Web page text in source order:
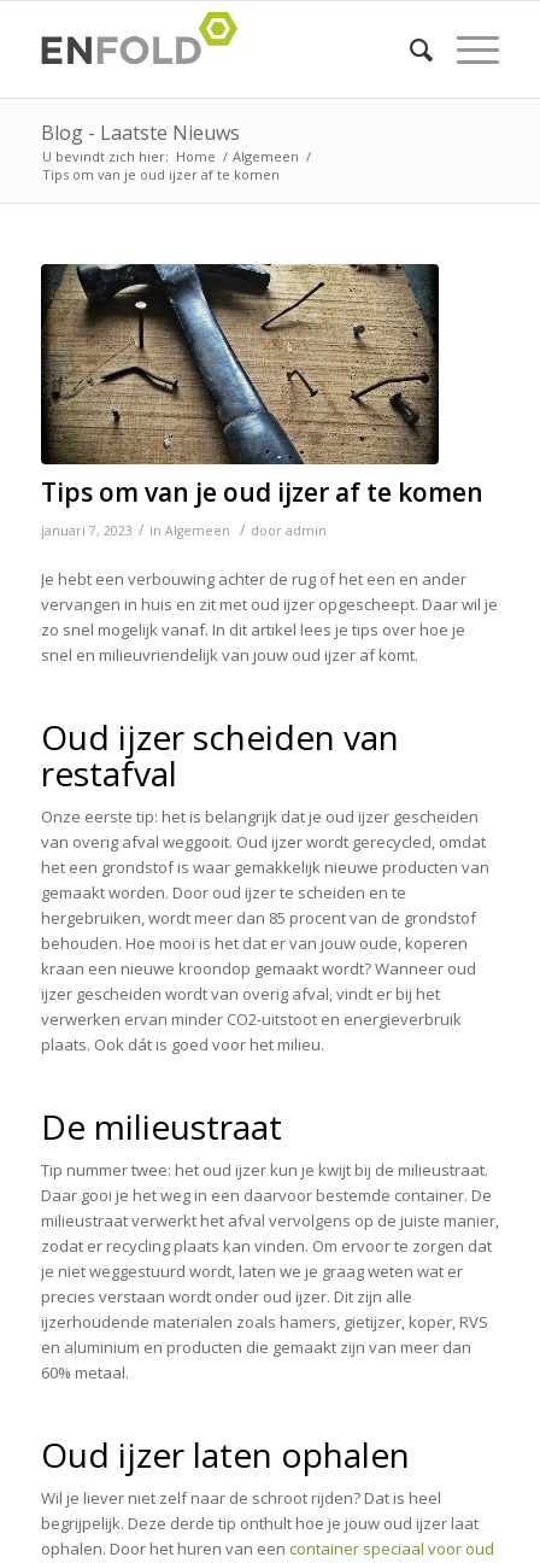
Blog - Laatste Nieuws
U bevindt zich hier: Home / Algemeen /
Tips om van je oud ijzer af te komen
Tips om van je oud ijzer af te komen
januari 7, 2023 / in Algemeen / door admin
Je hebt een verbouwing achter de rug of het een en ander
vervangen in huis en zit met oud ijzer opgescheept. Daar wil je
zo snel mogelijk vanaf. In dit artikel lees je tips over hoe je
snel en milieuvriendelijk van jouw oud ijzer af komt.
Oud ijzer scheiden van
restafval
Onze eerste tip: het is belangrijk dat je oud ijzer gescheiden
van overig afval weggooit. Oud ijzer wordt gerecycled, omdat
het een grondstof is waar gemakkelijk nieuwe producten van
gemaakt worden. Door oud ijzer te scheiden en te
hergebruiken, wordt meer dan 85 procent van de grondstof
behouden. Hoe mooi is het dat er van jouw oude, koperen
kraan een nieuwe kroondop gemaakt wordt? Wanneer oud
ijzer gescheiden wordt van overig afval, vindt er bij het
verwerken ervan minder CO2-uitstoot en energieverbruik
plaats. Ook dát is goed voor het milieu.
De milieustraat
Tip nummer twee: het oud ijzer kun je kwijt bij de milieustraat.
Daar gooi je het weg in een daarvoor bestemde container. De
milieustraat verwerkt het afval vervolgens op de juiste manier,
zodat er recycling plaats kan vinden. Om ervoor te zorgen dat
je niet weggestuurd wordt, laten we je graag weten wat er
precies verstaan wordt onder oud ijzer. Dit zijn alle
ijzerhoudende materialen zoals hamers, gietijzer, koper, RVS
en aluminium en producten die gemaakt zijn van meer dan
60% metaal.
Oud ijzer laten ophalen
Wil je liever niet zelf naar de schroot rijden? Dat is heel
begrijpelijk. Deze derde tip onthult hoe je jouw oud ijzer laat
ophalen. Door het huren van een container speciaal voor oud